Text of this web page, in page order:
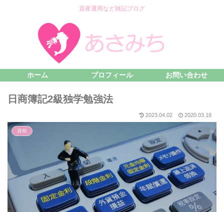
資産運用など雑記ブログ
ホーム プロフィール お問い合わせ
日商簿記2級独学勉強法
2023.04.02 2020.03.18
資格